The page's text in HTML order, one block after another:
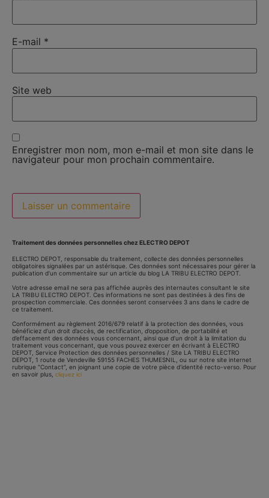
E-mail *
Site web
Enregistrer mon nom, mon e-mail et mon site dans le
navigateur pour mon prochain commentaire.
Traitement des données personnelles chez ELECTRO DEPOT
ELECTRO DEPOT, responsable du traitement, collecte des données personnelles
obligatoires signalées par un astérisque. Ces données sont nécessaires pour gérer la
publication d’un commentaire sur un article du blog LA TRIBU ELECTRO DEPOT.
Votre adresse email ne sera pas affichée auprès des internautes consultant le site
LA TRIBU ELECTRO DEPOT. Ces informations ne sont pas destinées à des fins de
prospection commerciale. Ces données seront conservées 3 ans dans le cadre de
ce traitement.
Conformément au règlement 2016/679 relatif à la protection des données, vous
bénéficiez d’un droit d’accès, de rectification, d’opposition, de portabilité et
d’effacement des données vous concernant, ainsi que d’un droit à la limitation du
traitement vous concernant, que vous pouvez exercer en écrivant à ELECTRO
DEPOT, Service Protection des données personnelles / Site LA TRIBU ELECTRO
DEPOT, 1 route de Vendeville 59155 FACHES THUMESNIL, ou sur notre site internet
rubrique “Contact”, en joignant une copie de votre pièce d’identité recto-verso. Pour
en savoir plus, cliquez ici